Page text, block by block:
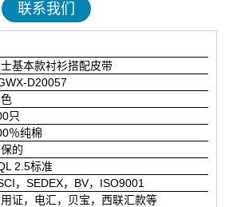
联系我们
基本款衬衫搭配皮带
D20057
只
％纯棉
的
2.5标准
，SEDEX，BV，ISO9001
证，电汇，贝宝，西联汇款等